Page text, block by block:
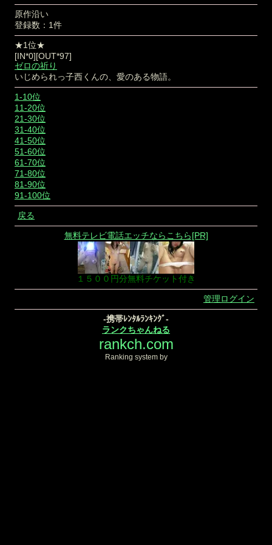
原作沿い
登録数：1件
★1位★
[IN*0][OUT*97]
ゼロの祈り
いじめられっ子西くんの、愛のある物語。
1-10位
11-20位
21-30位
31-40位
41-50位
51-60位
61-70位
71-80位
81-90位
91-100位
戻る
無料テレビ電話エッチならこちら[PR]
１５００円分無料チケット付き
管理ログイン
-携帯ﾚﾝﾀﾙﾗﾝｷﾝｸﾞ-
ランクちゃんねる
rankch.com
Ranking system by